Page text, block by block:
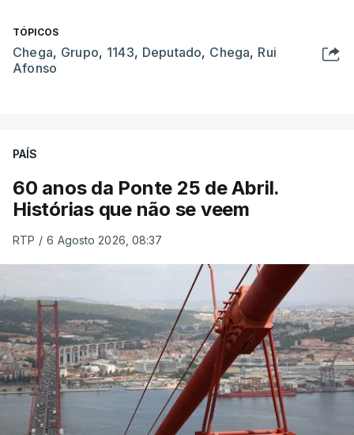
TÓPICOS
Chega, Grupo, 1143, Deputado, Chega, Rui
Afonso
PAÍS
60 anos da Ponte 25 de Abril.
Histórias que não se veem
RTP / 6 Agosto 2026, 08:37